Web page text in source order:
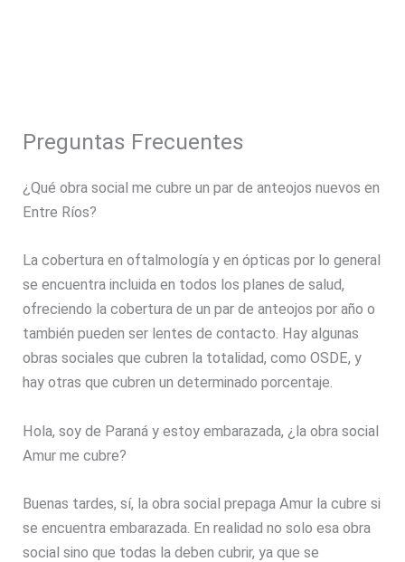
Preguntas Frecuentes
¿Qué obra social me cubre un par de anteojos nuevos en
Entre Ríos?
La cobertura en oftalmología y en ópticas por lo general
se encuentra incluida en todos los planes de salud,
ofreciendo la cobertura de un par de anteojos por año o
también pueden ser lentes de contacto. Hay algunas
obras sociales que cubren la totalidad, como OSDE, y
hay otras que cubren un determinado porcentaje.
Hola, soy de Paraná y estoy embarazada, ¿la obra social
Amur me cubre?
Buenas tardes, sí, la obra social prepaga Amur la cubre si
se encuentra embarazada. En realidad no solo esa obra
social sino que todas la deben cubrir, ya que se